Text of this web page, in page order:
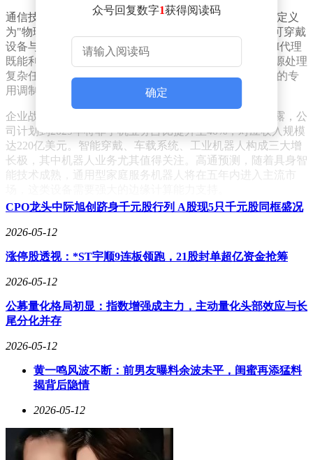
通信技术演进被视为设备革命的催化剂。安蒙将6G网络定义
为"物理世界的数字镜像系统"，其超低时延特性可支持可穿戴
设备与云端进行每秒GB级数据交互。这种技术架构使AI代理
既能利用本地算力快速反应，又可调用云端超级计算资源处理
复杂任务。据高通工程团队透露，他们正在开发支持6G的专
用调制解调器，计划在2025年实现商用化。
企业战略层面，高通正加速推进收入结构转型。安蒙透露，公
司计划到2029年将非手机业务占比提升至40%，对应收入规模
达220亿美元。智能穿戴、车载系统、工业机器人构成三大增
长极，其中机器人业务尤其值得关注。高通预测，随着具身智
能技术成熟，通用型家庭服务机器人将在五年内进入主流市
软件生态重构是另一个战略重点。安蒙认为传统操作系统和应
用商店模式将逐步瓦解，取而代之的是由无数AI代理组成的
形成个性化服务矩阵。高通计划在下半年公布数据中心战略，
算革命中保持技术领导权。
众号回复数字1获得阅读码
确定
CPO龙头中际旭创跻身千元股行列 A股现5只千元股同框盛况
2026-05-12
涨停股透视：*ST宇顺9连板领跑，21股封单超亿资金抢筹
2026-05-12
公募量化格局初显：指数增强成主力，主动量化头部效应与长
尾分化并存
2026-05-12
黄一鸣风波不断：前男友曝料余波未平，闺蜜再添猛料
揭背后隐情
2026-05-12